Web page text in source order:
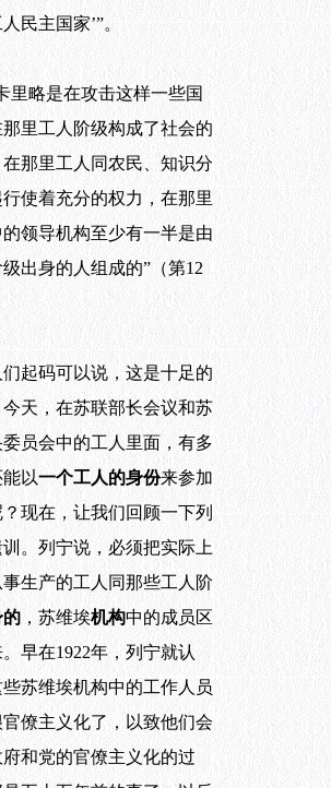
民主国家’”。
略是在攻击这样一些国
里工人阶级构成了社会的
那里工人同农民、知识分
使着充分的权力，在那里
领导机构至少有一半是由
出身的人组成的”（第12
码可以说，这是十足的
天，在苏联部长会议和苏
员会中的工人里面，有多
以一个工人的身份来参加
现在，让我们回顾一下列
。列宁说，必须把实际上
生产的工人同那些工人阶
的 ，苏维埃机构中的成员区
早在1922年，列宁就认
些苏维埃机构中的工作人员
官僚主义化了，以致他们会
和党的官僚主义化的过